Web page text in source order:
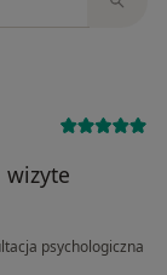
wizyte
psychologiczna